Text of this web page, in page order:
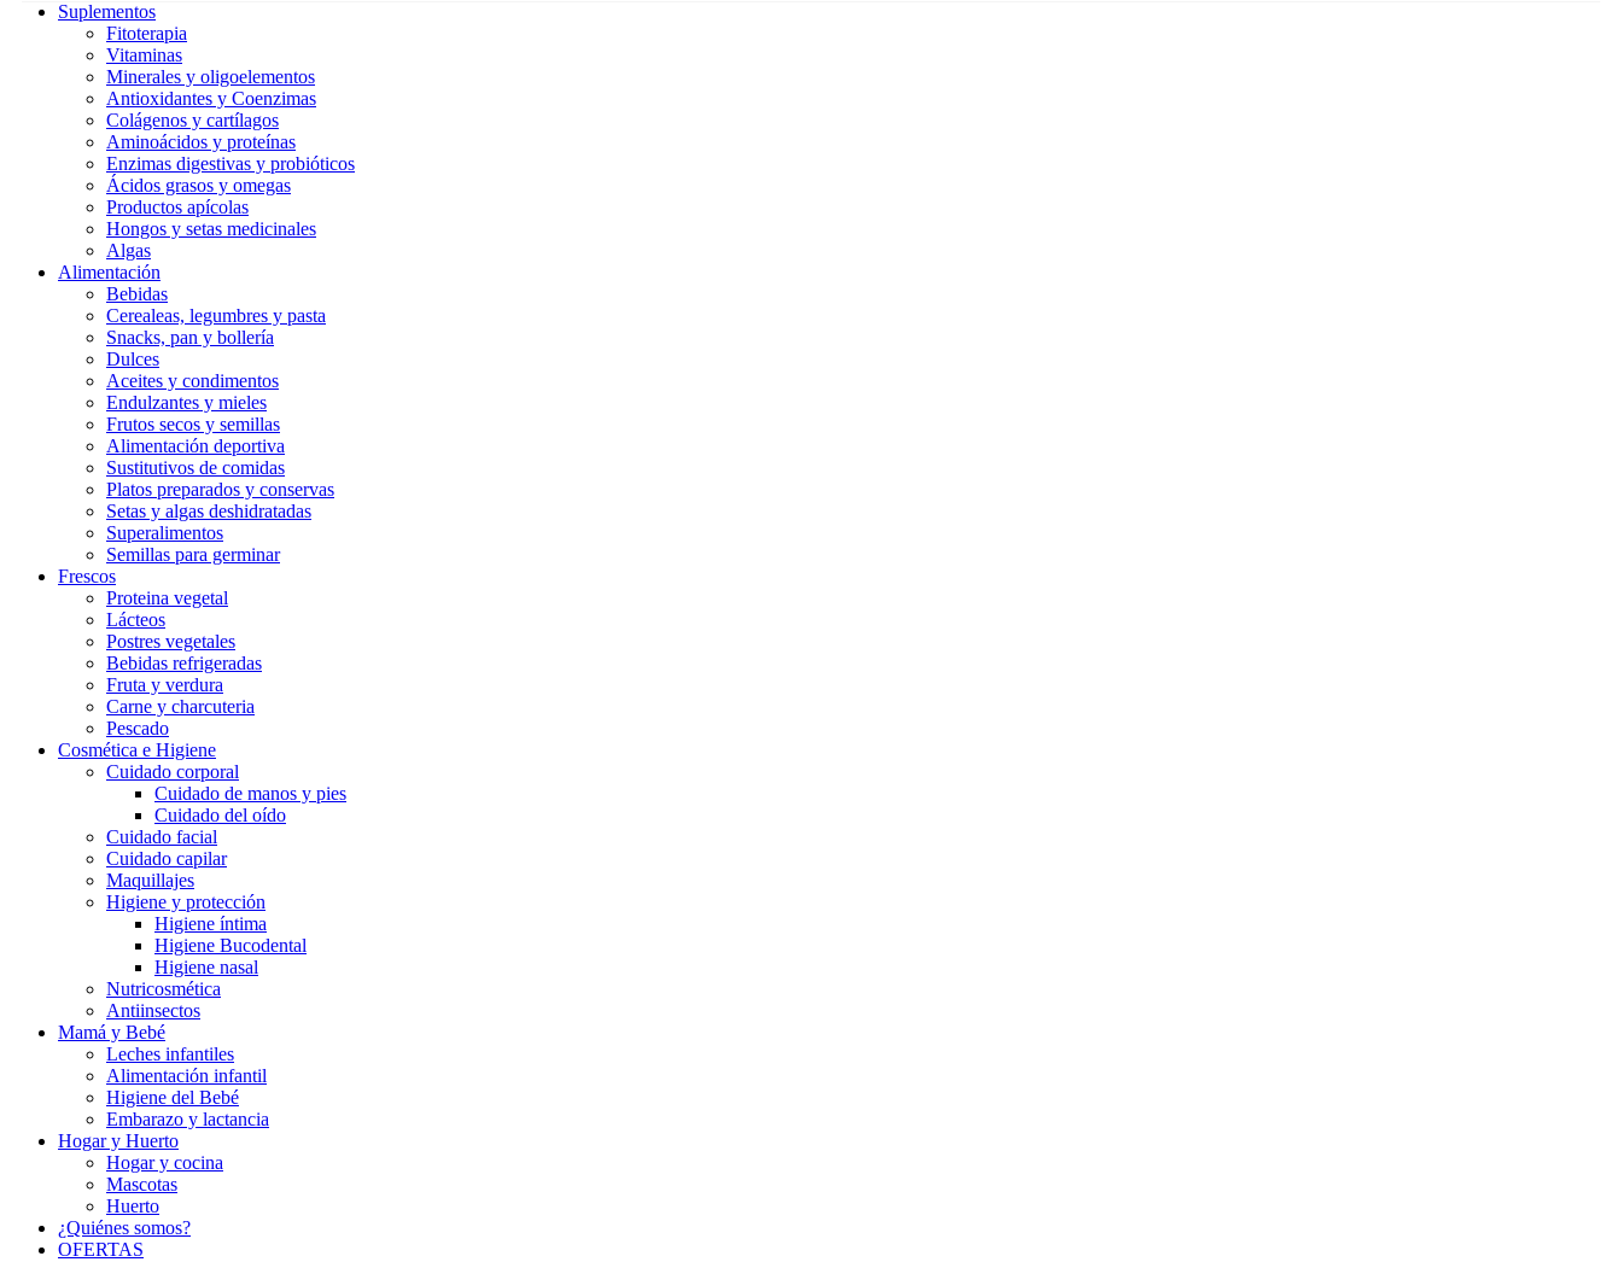
Suplementos
Fitoterapia
Vitaminas
Minerales y oligoelementos
Antioxidantes y Coenzimas
Colágenos y cartílagos
Aminoácidos y proteínas
Enzimas digestivas y probióticos
Ácidos grasos y omegas
Productos apícolas
Hongos y setas medicinales
Algas
Alimentación
Bebidas
Cerealeas, legumbres y pasta
Snacks, pan y bollería
Dulces
Aceites y condimentos
Endulzantes y mieles
Frutos secos y semillas
Alimentación deportiva
Sustitutivos de comidas
Platos preparados y conservas
Setas y algas deshidratadas
Superalimentos
Semillas para germinar
Frescos
Proteina vegetal
Lácteos
Postres vegetales
Bebidas refrigeradas
Fruta y verdura
Carne y charcuteria
Pescado
Cosmética e Higiene
Cuidado corporal
Cuidado de manos y pies
Cuidado del oído
Cuidado facial
Cuidado capilar
Maquillajes
Higiene y protección
Higiene íntima
Higiene Bucodental
Higiene nasal
Nutricosmética
Antiinsectos
Mamá y Bebé
Leches infantiles
Alimentación infantil
Higiene del Bebé
Embarazo y lactancia
Hogar y Huerto
Hogar y cocina
Mascotas
Huerto
¿Quiénes somos?
OFERTAS